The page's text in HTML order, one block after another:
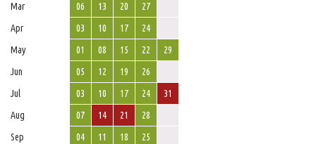
Mar
06 13 20
27
Apr
03 10 17
24
May
01 08 15 22
29
Jun
05 12 19
26
Jul
03 10 17 24
31
Aug
07 14 21
28
Sep
04 11 18
25